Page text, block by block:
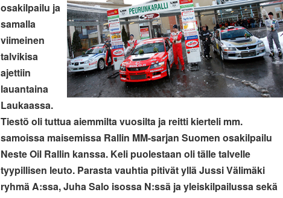
osakilpailu ja
samalla
viimeinen
talvikisa
ajettiin
lauantaina
Laukaassa.
Tiestö oli tuttua aiemmilta vuosilta ja reitti kierteli mm.
samoissa maisemissa Rallin MM-sarjan Suomen osakilpailu
Neste Oil Rallin kanssa. Keli puolestaan oli tälle talvelle
tyypillisen leuto. Parasta vauhtia pitivät yllä Jussi Välimäki
ryhmä A:ssa, Juha Salo isossa N:ssä ja yleiskilpailussa sekä